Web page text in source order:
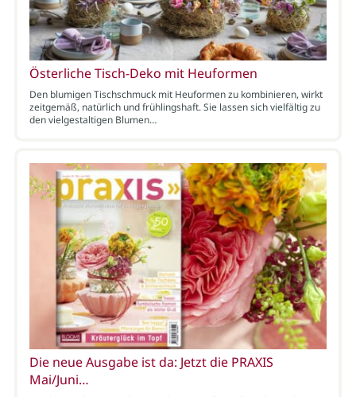
Österliche Tisch-Deko mit Heuformen
Den blumigen Tischschmuck mit Heuformen zu kombinieren, wirkt
zeitgemäß, natürlich und frühlingshaft. Sie lassen sich vielfältig zu
den vielgestaltigen Blumen…
Die neue Ausgabe ist da: Jetzt die PRAXIS
Mai/Juni…